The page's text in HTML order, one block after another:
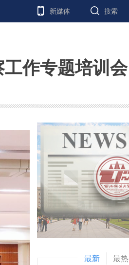
新媒体 搜索
作专题培训会
最新 最热